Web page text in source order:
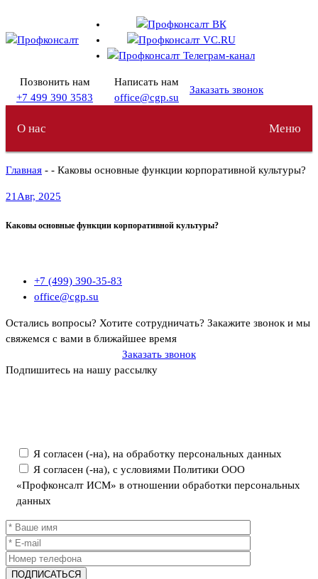
содержимому
Позвонить нам
+7 499 390 3583
Написать нам
office@cgp.su
Заказать звонок
О нас Меню
Главная - - Каковы основные функции корпоративной культуры?
21 Авг, 2025
Каковы основные функции корпоративной культуры?
+7 (499) 390-35-83
office@cgp.su
Остались вопросы? Хотите сотрудничать? Закажите звонок и мы
свяжемся с вами в ближайшее время
Заказать звонок
Подпишитесь на нашу рассылку
Я согласен (-на), на обработку персональных данных
Я согласен (-на), с условиями Политики ООО
«Профконсалт ИСМ» в отношении обработки персональных
данных